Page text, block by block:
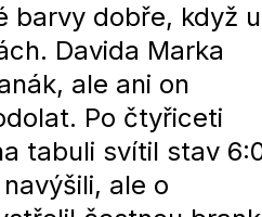
barvy dobře, když
Davida Marka
ale ani on
Po čtyřiceti
tabuli svítil stav
ale o